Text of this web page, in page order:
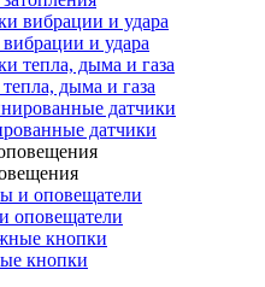
и удара
дыма и газа
датчики
оповещатели
кнопки